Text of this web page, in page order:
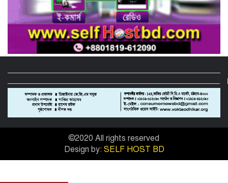
বিষয়: সিআরবি’র নরসিংদী জেলা শাখার
উদ্যোগে মাসিক বাজার পর্যবেক্ষণ কার্যক্রম
সম্পন্ন
টেস্ট বন্ধ ও পরীক্ষার মাঠে সিসিটিভি স্থাপনের
দাবি সিআরবি’র
নরসিংদীতে বিশ্ব মেট্রোলজি দিবস পালিত
©2020 All rights reserved
Design by: SELF HOST BD